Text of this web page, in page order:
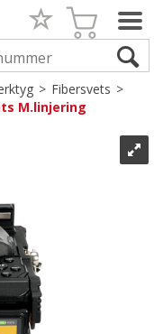
>Fibersvets>
M.linjering